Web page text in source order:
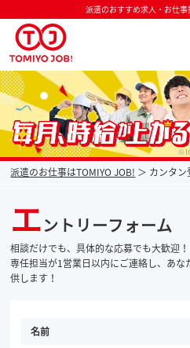
派遣のおすすめ求人・お仕
派遣なら毎月時給が上がるトミヨジョブ
派遣のお仕事はTOMIYO JOB! カンタン
エントリーフォーム
相談だけでも、具体的な応募でも大歓迎！
専任担当が1営業日以内にご連絡し、あ
供します！
名前